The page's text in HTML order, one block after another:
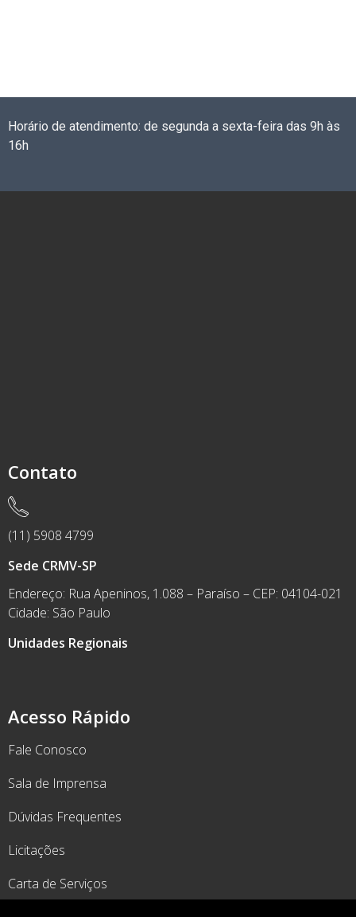
Horário de atendimento: de segunda a sexta-feira das 9h às
16h
Acesso Rápido
Fale Conosco
Sala de Imprensa
Dúvidas Frequentes
Licitações
Carta de Serviços
Contato
(11) 5908 4799
Sede CRMV-SP
Endereço: Rua Apeninos, 1.088 – Paraíso – CEP: 04104-021
Cidade: São Paulo
Unidades Regionais